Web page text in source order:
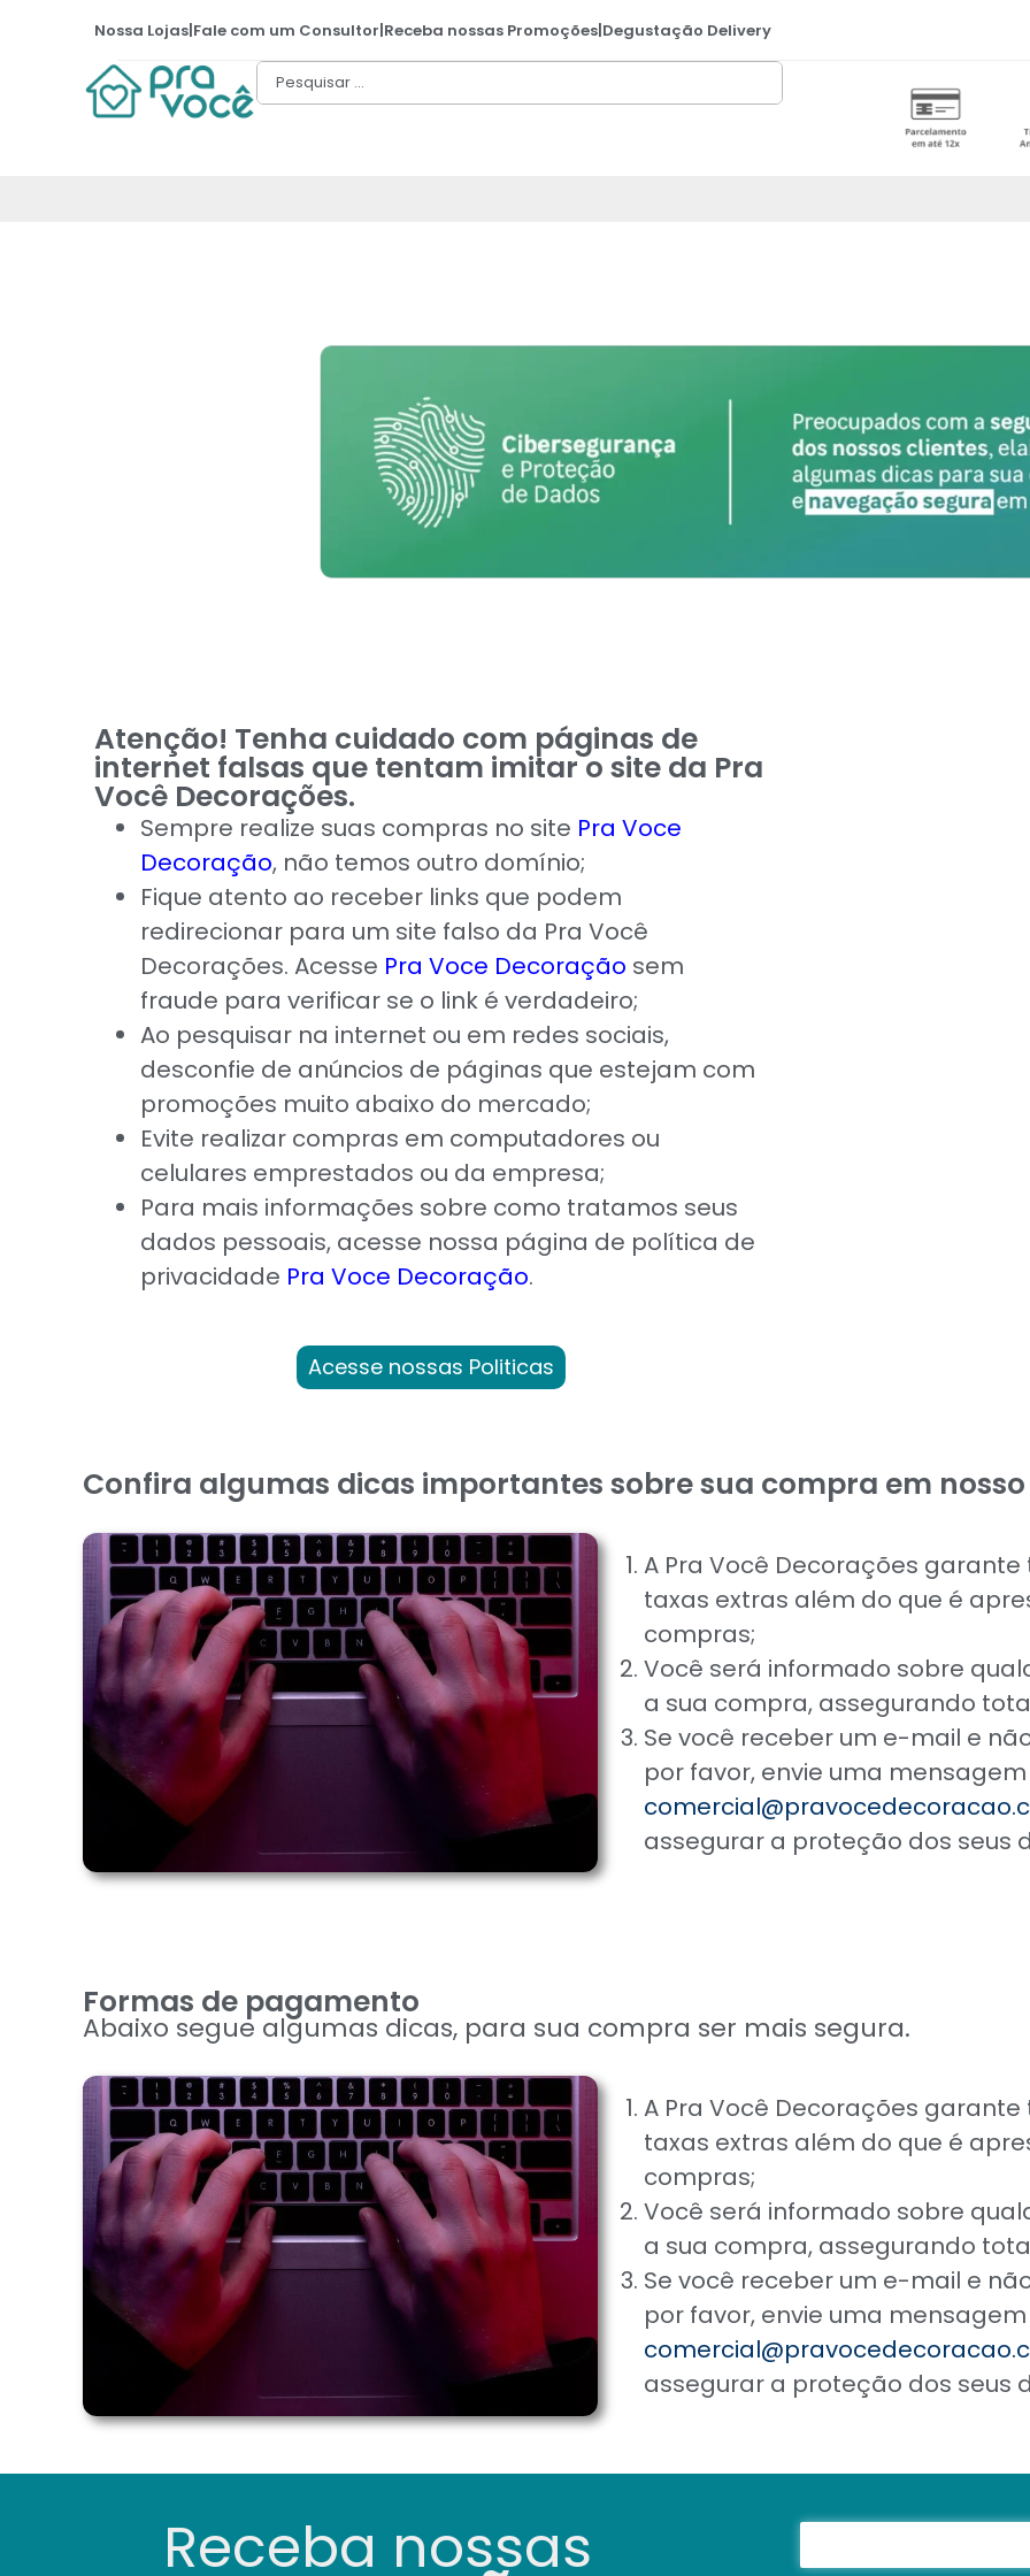
Nossa Lojas|Fale com um Consultor|Receba nossas Promoções|Degustação Delivery
Atenção! Tenha cuidado com páginas de
internet falsas que tentam imitar o site da Pra
Você Decorações.
Sempre realize suas compras no site Pra Voce
Decoração, não temos outro domínio;
Fique atento ao receber links que podem
redirecionar para um site falso da Pra Você
Decorações. Acesse Pra Voce Decoração sem
fraude para verificar se o link é verdadeiro;
Ao pesquisar na internet ou em redes sociais,
desconfie de anúncios de páginas que estejam com
promoções muito abaixo do mercado;
Evite realizar compras em computadores ou
celulares emprestados ou da empresa;
Para mais informações sobre como tratamos seus
dados pessoais, acesse nossa página de política de
privacidade Pra Voce Decoração.
Acesse nossas Politicas
Confira algumas dicas importantes sobre sua compra em
A Pra Você Decorações
taxas extras além do que é
compras;
Você será informado sobre
a sua compra, assegurando
Se você receber um e-mail e
por favor, envie uma
assegurar a proteção dos seus
Formas de pagamento
Abaixo segue algumas dicas, para sua compra ser mais segura.
A Pra Você Decorações
taxas extras além do que é
compras;
Você será informado sobre
a sua compra, assegurando
Se você receber um e-mail e
por favor, envie uma
assegurar a proteção dos seus
Receba nossas